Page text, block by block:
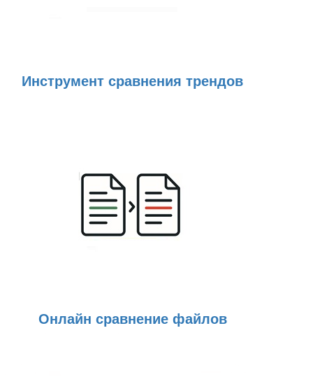
Инструмент сравнения трендов
Онлайн сравнение файлов